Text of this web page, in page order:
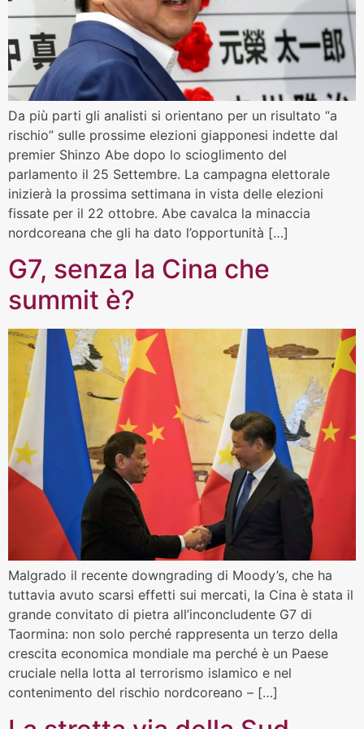
Da più parti gli analisti si orientano per un risultato “a
rischio” sulle prossime elezioni giapponesi indette dal
premier Shinzo Abe dopo lo scioglimento del
parlamento il 25 Settembre. La campagna elettorale
inizierà la prossima settimana in vista delle elezioni
fissate per il 22 ottobre. Abe cavalca la minaccia
nordcoreana che gli ha dato l’opportunità […]
G7, senza la Cina che
summit è?
Malgrado il recente downgrading di Moody’s, che ha
tuttavia avuto scarsi effetti sui mercati, la Cina è stata il
grande convitato di pietra all’inconcludente G7 di
Taormina: non solo perché rappresenta un terzo della
crescita economica mondiale ma perché è un Paese
cruciale nella lotta al terrorismo islamico e nel
contenimento del rischio nordcoreano – […]